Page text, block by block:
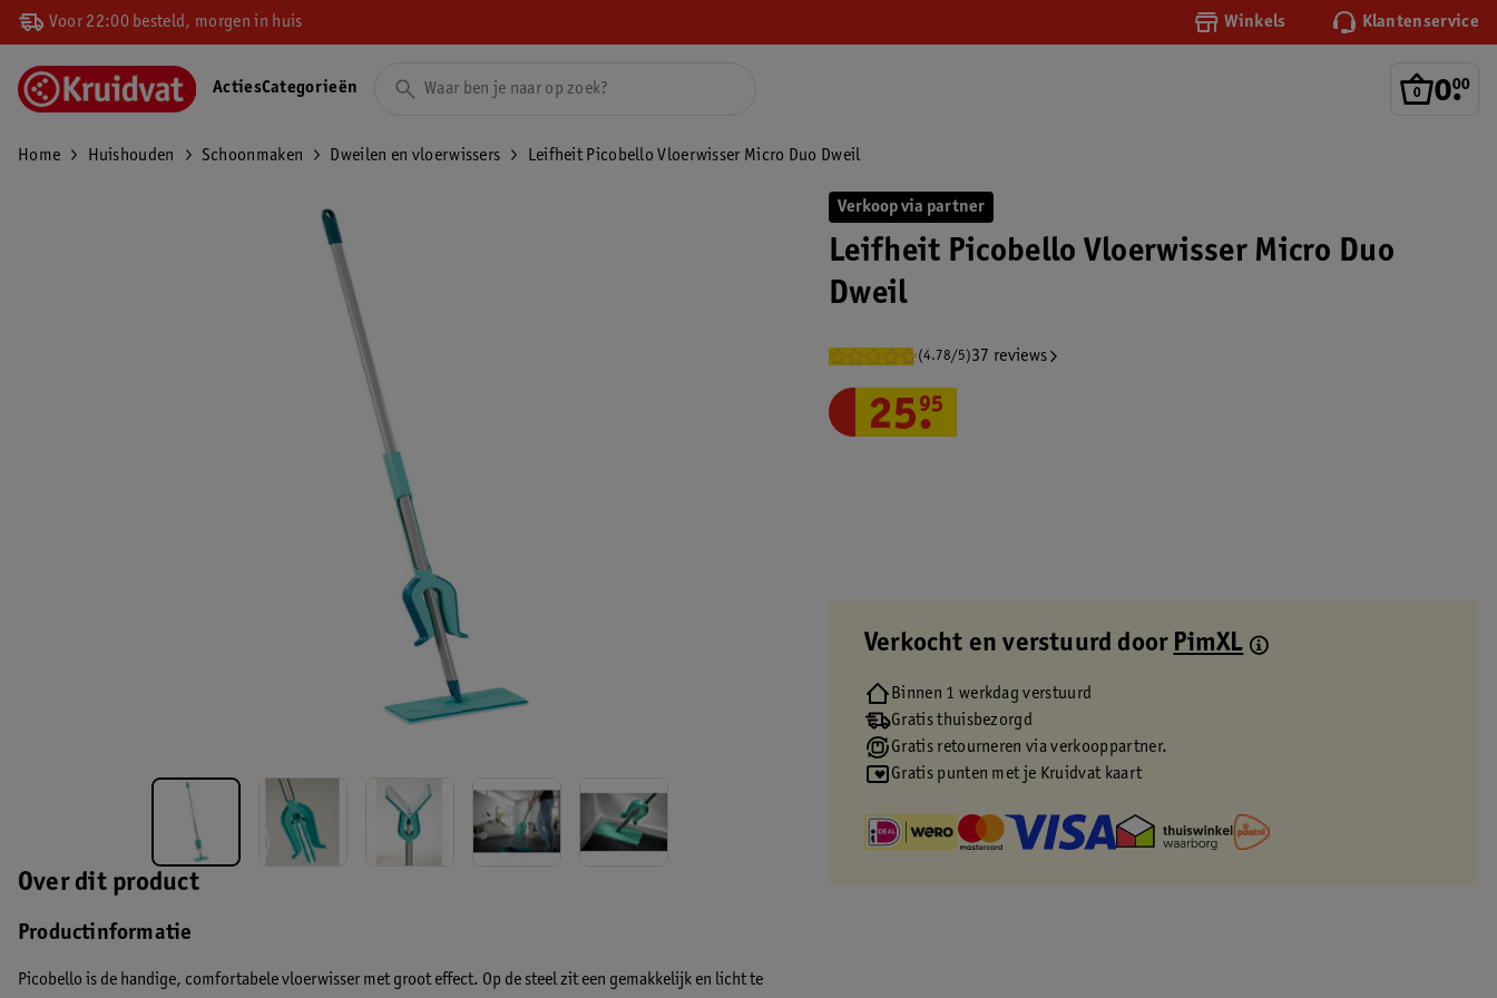
Voor 22:00 besteld, morgen in huis Winkels Klantenservice
0.
00
ActiesCategorieën
Home Huishouden Schoonmaken Dweilen en vloerwissers Leifheit Picobello Vloerwisser Micro Duo Dweil
Over dit product
Productinformatie
Picobello is de handige, comfortabele vloerwisser met groot effect. Op de steel zit een gemakkelijk en licht te
Verkoop via partner
Leifheit Picobello Vloerwisser Micro Duo
Dweil
(4.78/5)37 reviews
25.
95
Verkocht en verstuurd door PimXL
Binnen 1 werkdag verstuurd
Gratis thuisbezorgd
Gratis retourneren via verkooppartner.
Gratis punten met je Kruidvat kaart